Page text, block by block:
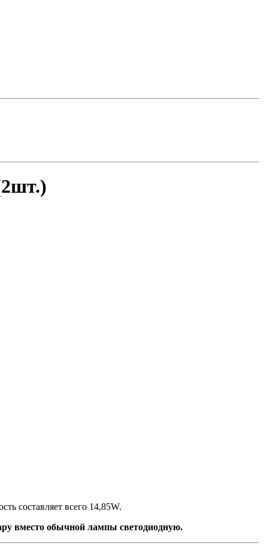
составляет всего 14,85W.
вместо обычной лампы светодиодную.